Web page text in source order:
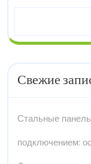
Свежие
Стальные
подключением: